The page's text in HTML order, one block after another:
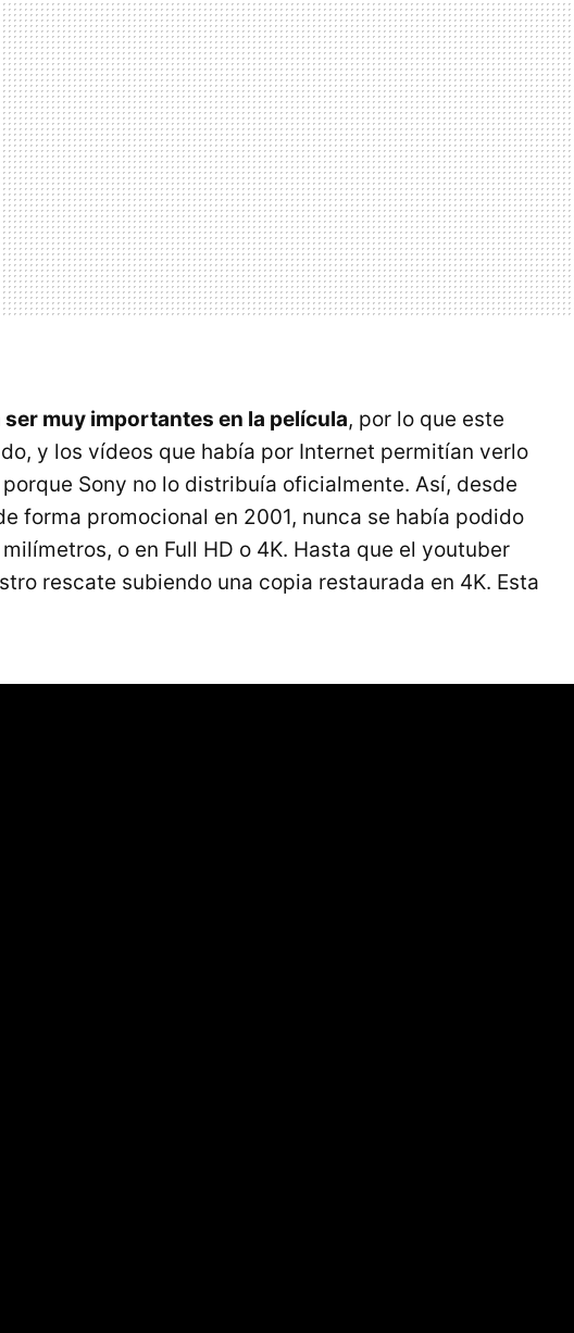
ser muy importantes en la película, por lo que este
y los vídeos que había por Internet permitían verlo
Sony no lo distribuía oficialmente. Así, desde
forma promocional en 2001, nunca se había podido
o en Full HD o 4K. Hasta que el youtuber
rescate subiendo una copia restaurada en 4K. Esta